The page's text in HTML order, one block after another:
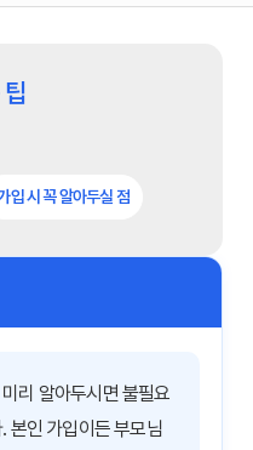
입 시 꼭 알아두실 점
리 알아두시면 불필요
본인 가입이든 부모님